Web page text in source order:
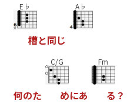
E♭
槽と同じ
A♭
何のた
C/G
めにあ
Fm
る ？